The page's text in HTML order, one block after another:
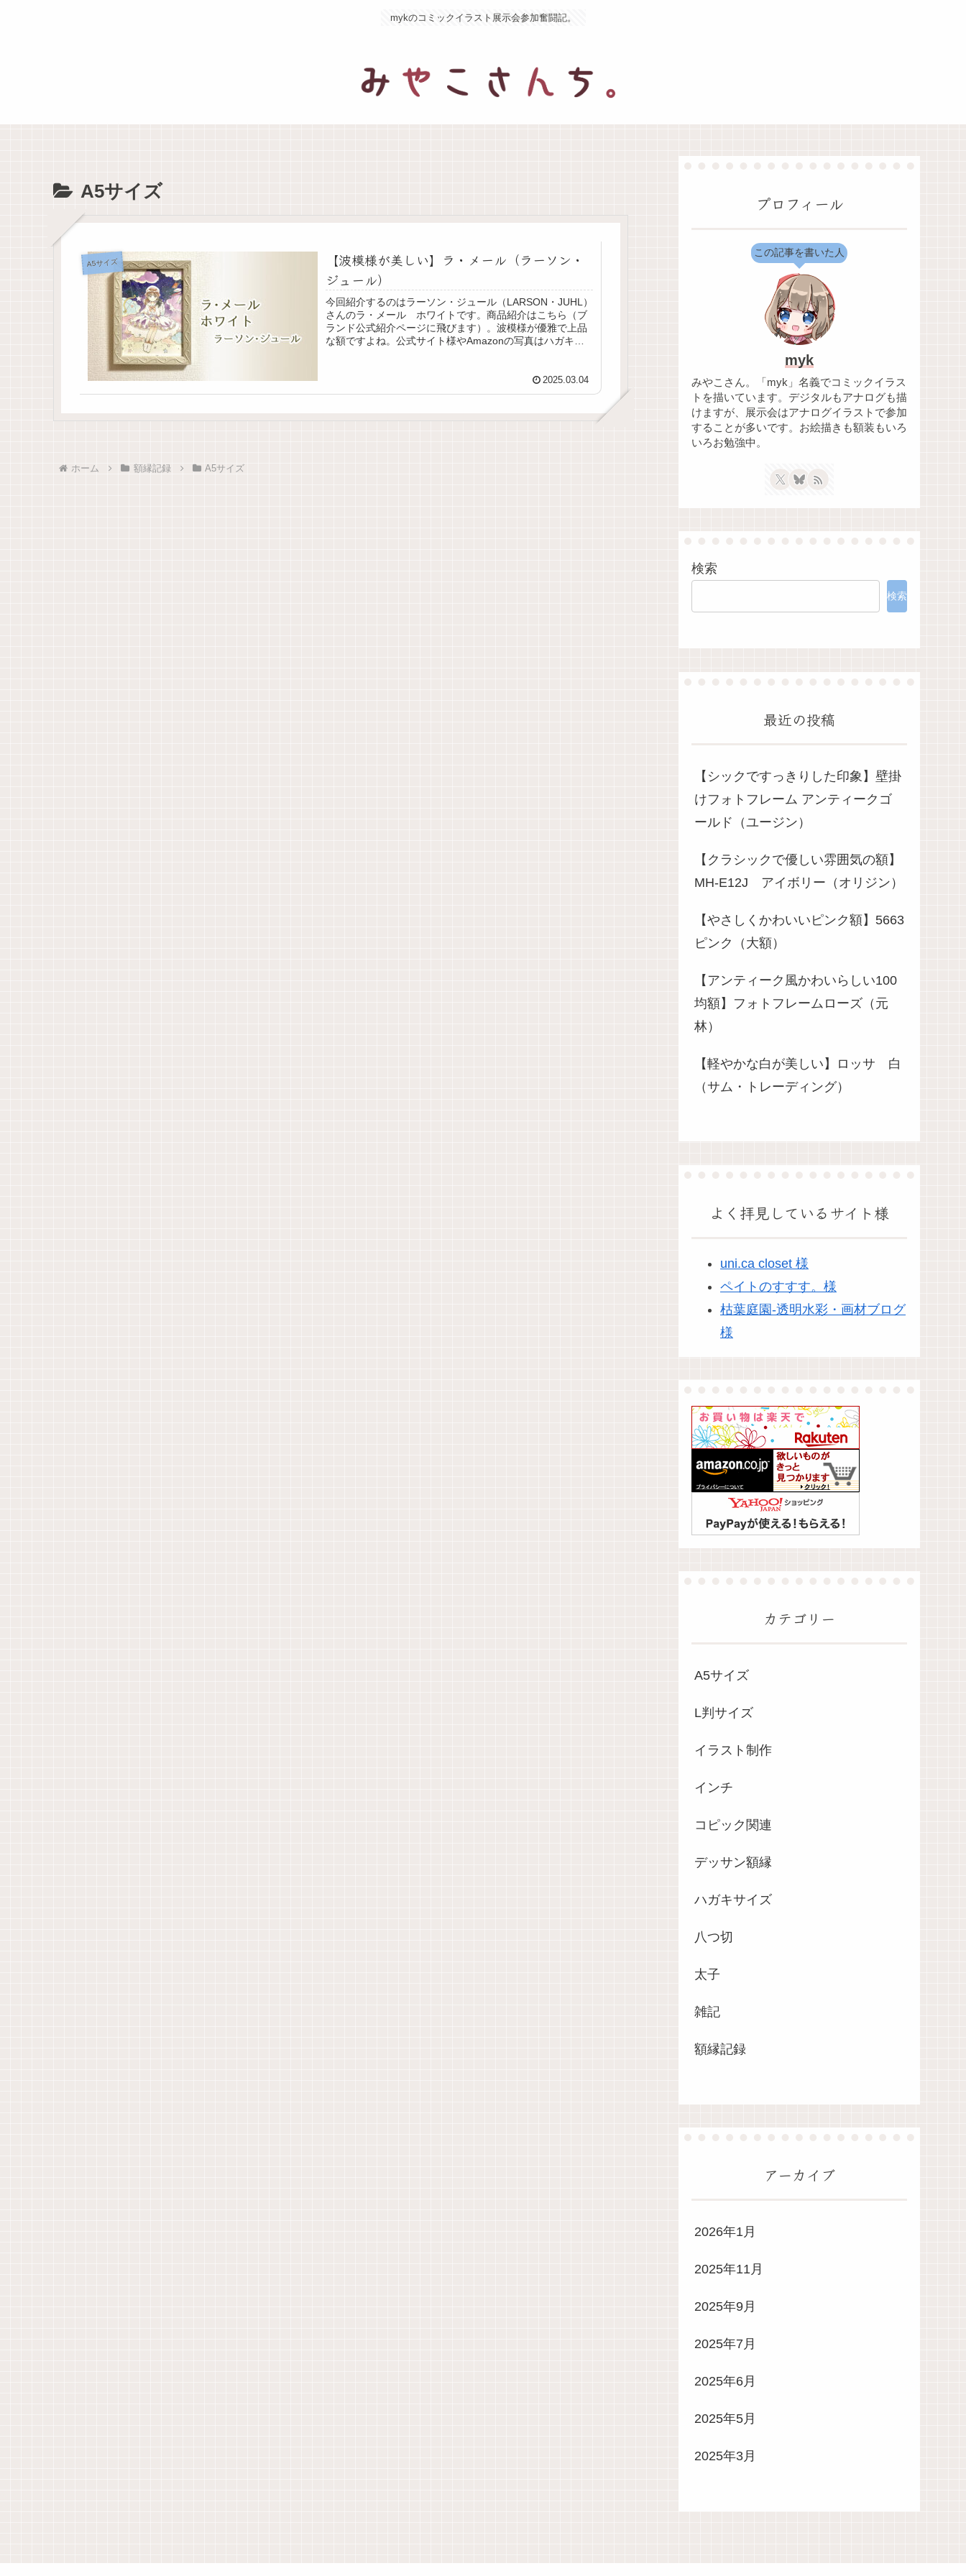
mykのコミックイラスト展示会参加奮闘記。
A5サイズ
A5サイズ
【波模様が美しい】ラ・メール（ラーソン・
ジュール）
今回紹介するのはラーソン・ジュール（LARSON・JUHL）
さんのラ・メール ホワイトです。商品紹介はこちら（ブ
ランド公式紹介ページに飛びます）。波模様が優雅で上品
な額ですよね。公式サイト様やAmazonの写真はハガキサ
2025.03.04
ホーム 額縁記録 A5サイズ
プロフィール
この記事を書いた人
myk
みやこさん。「myk」名義でコミックイラス
トを描いています。デジタルもアナログも描
けますが、展示会はアナログイラストで参加
することが多いです。お絵描きも額装もいろ
いろお勉強中。
検索
検索
最近の投稿
【シックですっきりした印象】壁掛
けフォトフレーム アンティークゴ
ールド（ユージン）
【クラシックで優しい雰囲気の額】
MH-E12J アイボリー（オリジン）
【やさしくかわいいピンク額】5663
ピンク（大額）
【アンティーク風かわいらしい100
均額】フォトフレームローズ（元
林）
【軽やかな白が美しい】ロッサ 白
（サム・トレーディング）
よく拝見しているサイト様
uni.ca closet 様
ペイトのすすす。様
枯葉庭園-透明水彩・画材ブログ
様
カテゴリー
A5サイズ
L判サイズ
イラスト制作
インチ
コピック関連
デッサン額縁
ハガキサイズ
八つ切
太子
雑記
額縁記録
アーカイブ
2026年1月
2025年11月
2025年9月
2025年7月
2025年6月
2025年5月
2025年3月